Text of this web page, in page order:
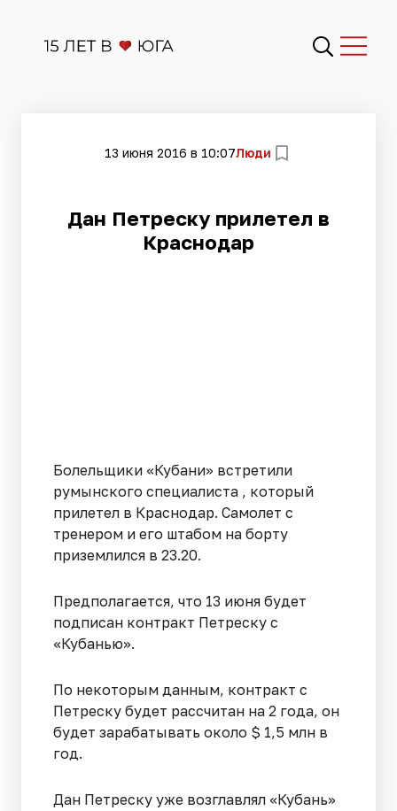
13 июня 2016 в 10:07Люди
Дан Петреску прилетел в
Краснодар
Болельщики «Кубани» встретили
румынского специалиста , который
прилетел в Краснодар. Самолет с
тренером и его штабом на борту
приземлился в 23.20.
Предполагается, что 13 июня будет
подписан контракт Петреску с
«Кубанью».
По некоторым данным, контракт с
Петреску будет рассчитан на 2 года, он
будет зарабатывать около $ 1,5 млн в
год.
Дан Петреску уже возглавлял «Кубань»